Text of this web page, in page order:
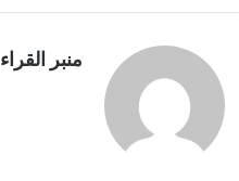
منبر القراء